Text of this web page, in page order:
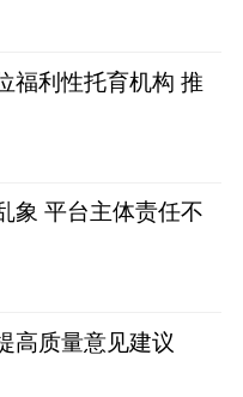
福利性托育机构 推
象 平台主体责任不
高质量意见建议